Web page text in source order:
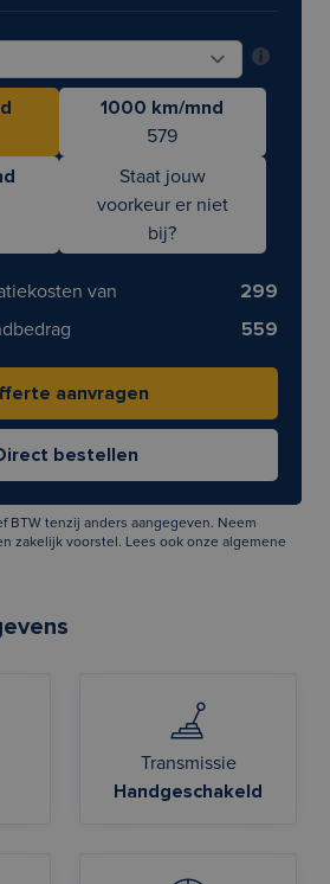
1000 km/mnd
579
Staat jouw
voorkeur er niet
bij?
van
299
559
BTW tenzij anders aangegeven. Neem
zakelijk voorstel. Lees ook onze algemene
Transmissie
Handgeschakeld